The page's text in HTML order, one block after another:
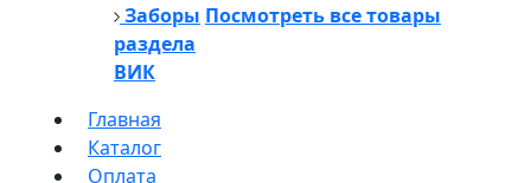
Заборы Посмотреть все товары
раздела
ВИК
Главная
Каталог
Оплата